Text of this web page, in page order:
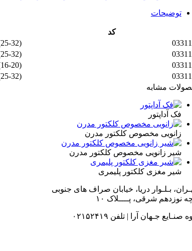
توضیحات
کد
(25-32)X(16-20)X(25-32)
(25-32)X(16-20)X(16-20)
(16-20)X(25-32)X(16-20)
(25-32)X(25-32)X(16-20)
مشابه
فک آداپتور
زانویی مخصوص کلکتور مدرن
شیر زانویی مخصوص کلکتور مدرن
شیر مغزی کلکتور پلیمری
بـلـوار دریا، خیابان صراف های جنوبی
نوزدهم شرقی، پــــلاک ۱۰
صنـایع جـهان آرا | تلفن ۰۲۱۵۲۴۱۹